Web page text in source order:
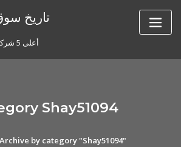
تاريخ
أعلى 5 شركات زيت المحرك في الهند
Shay51094
Archive by category "Shay51094"